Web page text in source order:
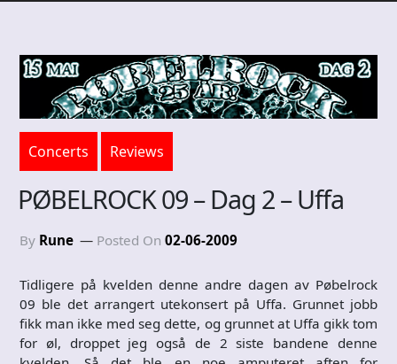
Concerts Reviews
PØBELROCK 09 – Dag 2 – Uffa
By Rune Posted On 02-06-2009
Tidligere på kvelden denne andre dagen av Pøbelrock
09 ble det arrangert utekonsert på Uffa. Grunnet jobb
fikk man ikke med seg dette, og grunnet at Uffa gikk tom
for øl, droppet jeg også de 2 siste bandene denne